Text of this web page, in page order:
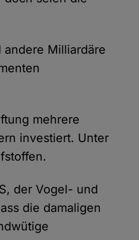
andere Milliardäre
mehrere
investiert. Unter
der Vogel- und
die damaligen